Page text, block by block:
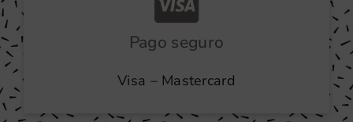
Pago seguro
Visa – Mastercard